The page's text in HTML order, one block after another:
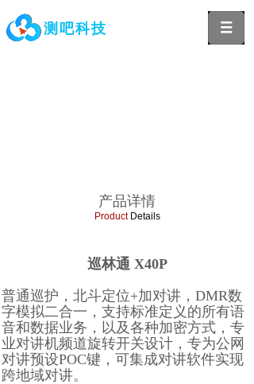
测吧科技
产品详情
Product Details
巡林通 X40P
普通巡护，北斗定位+加对讲，DMR数
字模拟二合一，支持标准定义的所有语
音和数据业务，以及各种加密方式，专
业对讲机频道旋转开关设计，专为公网
对讲预设POC键，可集成对讲软件实现
跨地域对讲。